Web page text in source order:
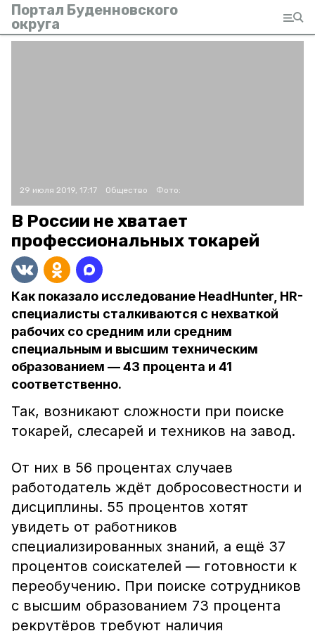
Портал Буденновского
округа
29 июля 2019, 17:17 Общество Фото:
В России не хватает
профессиональных токарей
Как показало исследование HeadHunter, HR-
специалисты сталкиваются с нехваткой
рабочих со средним или средним
специальным и высшим техническим
образованием — 43 процента и 41
соответственно.
Так, возникают сложности при поиске
токарей, слесарей и техников на завод.
От них в 56 процентах случаев
работодатель ждёт добросовестности и
дисциплины. 55 процентов хотят
увидеть от работников
специализированных знаний, а ещё 37
процентов соискателей — готовности к
переобучению. При поиске сотрудников
с высшим образованием 73 процента
рекрутёров требуют наличия